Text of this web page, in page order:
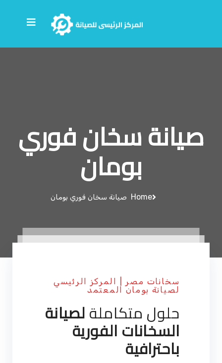
صيانة سخان فوري
بومان
Home صيانة سخان فوري بومان
سخانات مصر | المركز الرئيسي
لصيانة بومان المعتمد
حلول متكاملةلصيانة
السخانات الفورية
باحترافية